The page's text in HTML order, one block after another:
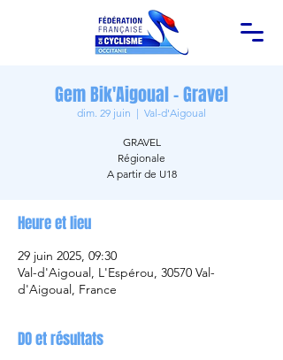
Gem Bik'Aigoual - Gravel
dim. 29 juin
  |
Val-d'Aigoual
GRAVEL
Régionale
A partir de U18
Heure et lieu
29 juin 2025, 09:30
Val-d'Aigoual, L'Espérou, 30570 Val-
d'Aigoual, France
DO et résultats